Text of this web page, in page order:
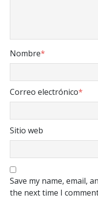
Nombre*
Correo electrónico*
Sitio web
Save my name, email,
the next time I